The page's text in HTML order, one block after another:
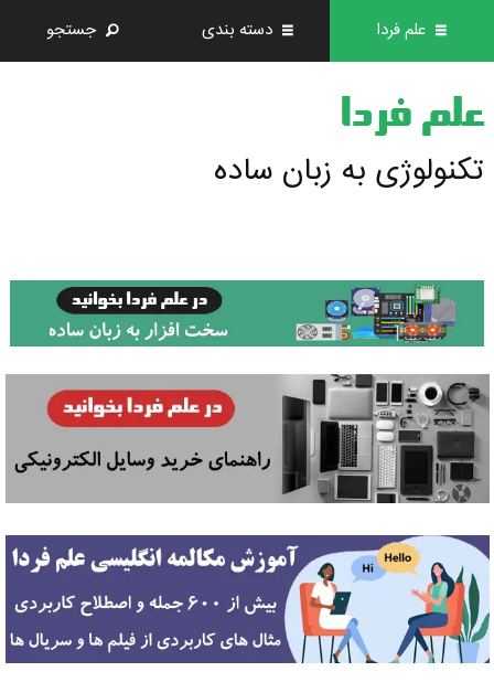
علم فردا دسته بندی جستجو
علم فردا
تکنولوژی به زبان ساده